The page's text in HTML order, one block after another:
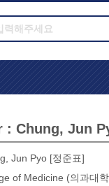
: Chung, Jun
Jun Pyo [정준표]
of Medicine (의과대